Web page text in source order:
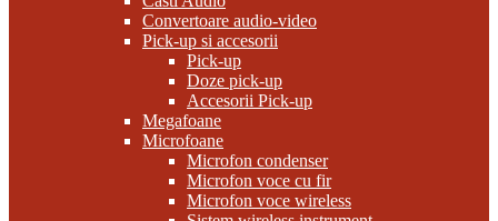
Convertoare audio-video
Pick-up si accesorii
Pick-up
Doze pick-up
Accesorii Pick-up
Megafoane
Microfoane
Microfon condenser
Microfon voce cu fir
Microfon voce wireless